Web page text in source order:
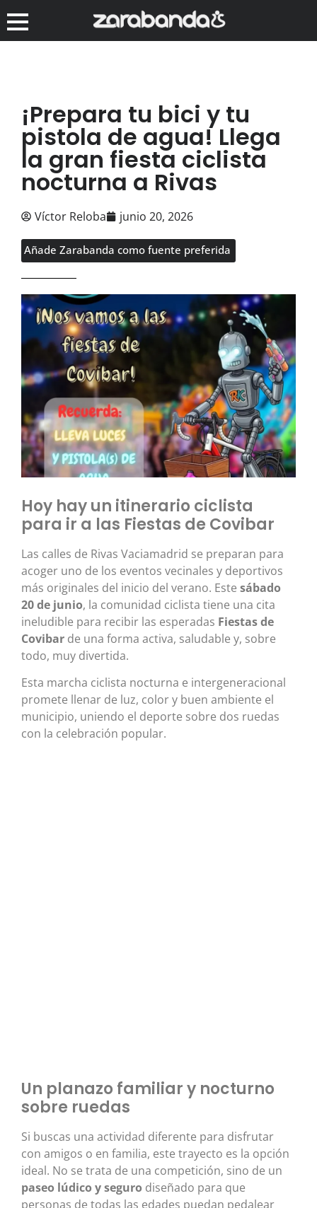
¡Prepara tu bici y tu
pistola de agua! Llega
la gran fiesta ciclista
nocturna a Rivas
Víctor Reloba junio 20, 2026
Añade Zarabanda como fuente preferida
Hoy hay un itinerario ciclista
para ir a las Fiestas de Covibar
Las calles de Rivas Vaciamadrid se preparan para
acoger uno de los eventos vecinales y deportivos
más originales del inicio del verano. Este sábado
20 de junio, la comunidad ciclista tiene una cita
ineludible para recibir las esperadas Fiestas de
Covibar de una forma activa, saludable y, sobre
todo, muy divertida.
Esta marcha ciclista nocturna e intergeneracional
promete llenar de luz, color y buen ambiente el
municipio, uniendo el deporte sobre dos ruedas
con la celebración popular.
Un planazo familiar y nocturno
sobre ruedas
Si buscas una actividad diferente para disfrutar
con amigos o en familia, este trayecto es la opción
ideal. No se trata de una competición, sino de un
paseo lúdico y seguro diseñado para que
personas de todas las edades puedan pedalear